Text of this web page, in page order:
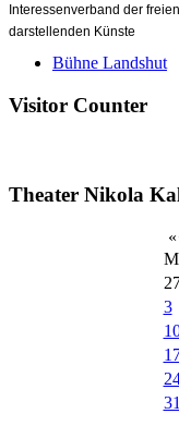
Interessenverband der freien
darstellenden Künste
Bühne Landshut
Visitor Counter
Theater Nikola
«
3
31